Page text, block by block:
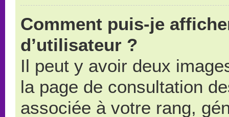
Comment puis-je
d’utilisateur ?
Il peut y avoir deux
la page de consultation
associée à votre rang,